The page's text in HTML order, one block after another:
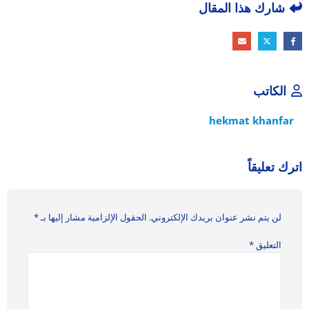
شارك هذا المقال
الكاتب
hekmat khanfar
اترك تعليقاً
لن يتم نشر عنوان بريدك الإلكتروني. الحقول الإلزامية مشار إليها بـ*
التعليق*